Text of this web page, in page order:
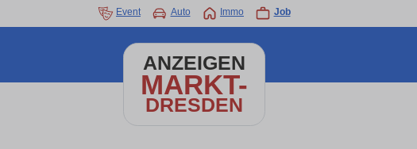
Event Auto Immo Job
ANZEIGEN
MARKT-
DRESDEN